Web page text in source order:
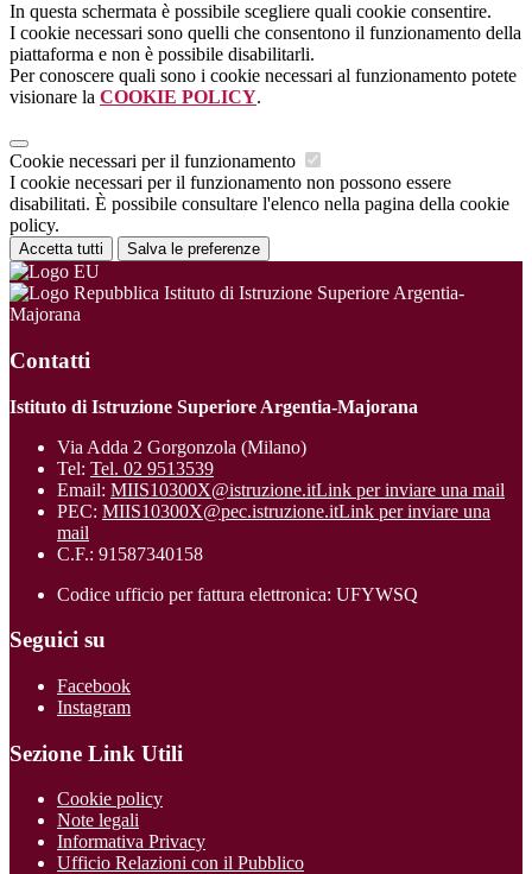
In questa schermata è possibile scegliere quali cookie consentire.
I cookie necessari sono quelli che consentono il funzionamento della
piattaforma e non è possibile disabilitarli.
Per conoscere quali sono i cookie necessari al funzionamento potete
visionare la COOKIE POLICY.
Cookie necessari per il funzionamento
I cookie necessari per il funzionamento non possono essere
disabilitati. È possibile consultare l'elenco nella pagina della cookie
policy.
Accetta tutti Salva le preferenze
Istituto di Istruzione Superiore Argentia-
Majorana
Contatti
Istituto di Istruzione Superiore Argentia-Majorana
Via Adda 2 Gorgonzola (Milano)
Tel: Tel. 02 9513539
Email: MIIS10300X@istruzione.itLink per inviare una mail
PEC: MIIS10300X@pec.istruzione.itLink per inviare una
mail
C.F.: 91587340158
Codice ufficio per fattura elettronica: UFYWSQ
Seguici su
Facebook
Instagram
Sezione Link Utili
Cookie policy
Note legali
Informativa Privacy
Ufficio Relazioni con il Pubblico